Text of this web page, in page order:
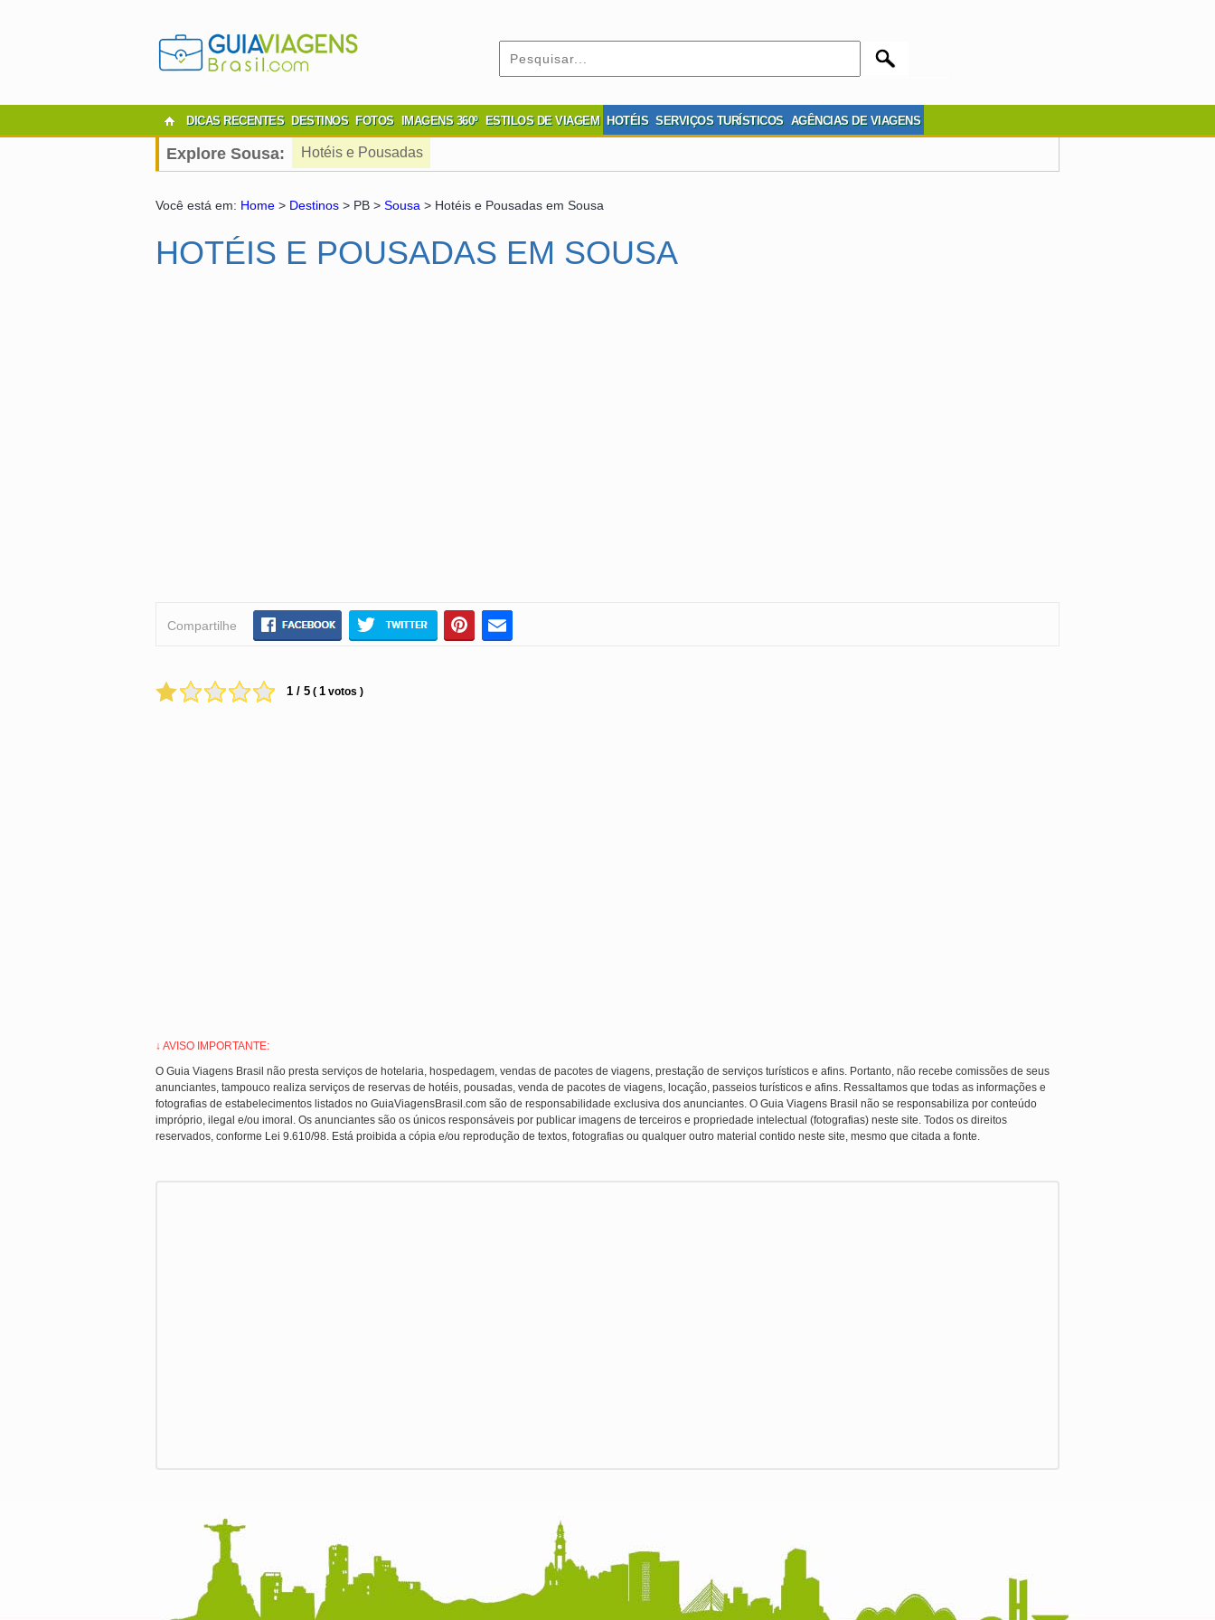
DICAS RECENTES DESTINOS FOTOS IMAGENS 360º ESTILOS DE VIAGEM HOTÉIS SERVIÇOS TURÍSTICOS AGÊNCIAS DE VIAGENS
Explore Sousa: Hotéis e Pousadas
Você está em: Home > Destinos > PB > Sousa > Hotéis e Pousadas em Sousa
HOTÉIS E POUSADAS EM SOUSA
Compartilhe
1 / 5 ( 1 votos )
↓ AVISO IMPORTANTE:
O Guia Viagens Brasil não presta serviços de hotelaria, hospedagem, vendas de pacotes de viagens, prestação de serviços turísticos e afins. Portanto, não recebe comissões de seus
anunciantes, tampouco realiza serviços de reservas de hotéis, pousadas, venda de pacotes de viagens, locação, passeios turísticos e afins. Ressaltamos que todas as informações e
fotografias de estabelecimentos listados no GuiaViagensBrasil.com são de responsabilidade exclusiva dos anunciantes. O Guia Viagens Brasil não se responsabiliza por conteúdo
impróprio, ilegal e/ou imoral. Os anunciantes são os únicos responsáveis por publicar imagens de terceiros e propriedade intelectual (fotografias) neste site. Todos os direitos
reservados, conforme Lei 9.610/98. Está proibida a cópia e/ou reprodução de textos, fotografias ou qualquer outro material contido neste site, mesmo que citada a fonte.